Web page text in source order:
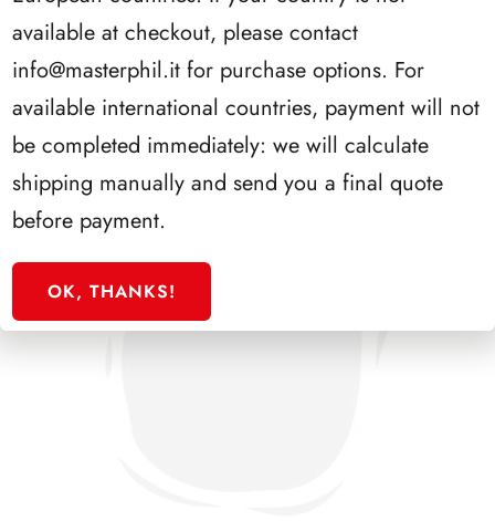
SFORZESCO ITALIA 1988 PAGINE 3
available at checkout, please contact
info@masterphil.it for purchase options. For
available international countries, payment will not
be completed immediately: we will calculate
shipping manually and send you a final quote
before payment.
OK, THANKS!